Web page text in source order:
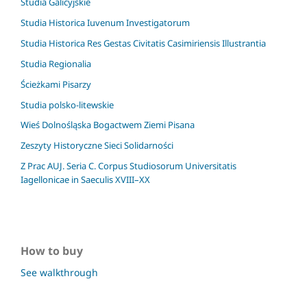
Studia Historica Iuvenum Investigatorum
Studia Historica Res Gestas Civitatis Casimiriensis Illustrantia
Studia Regionalia
Ścieżkami Pisarzy
Studia polsko-litewskie
Wieś Dolnośląska Bogactwem Ziemi Pisana
Zeszyty Historyczne Sieci Solidarności
Z Prac AUJ. Seria C. Corpus Studiosorum Universitatis
Iagellonicae in Saeculis XVIII–XX
How to buy
See walkthrough